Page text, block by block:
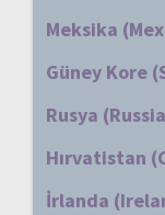
Meksika
Güney Kore
Rusya
Hırvatistan
İrlanda